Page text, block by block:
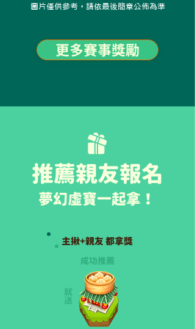
圖片僅供參考，請依最後簡章公佈為準
更多賽事獎勵
​推薦親友報名
夢幻虛寶一起拿！
成功推薦
就送
主揪+親友 都拿獎